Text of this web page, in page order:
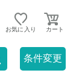
お気に入り
条件変更